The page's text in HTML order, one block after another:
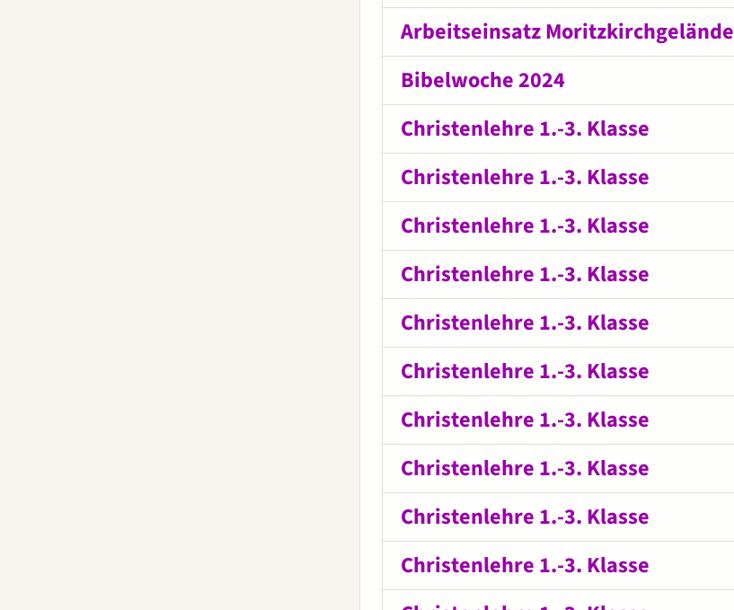
Arbeitseinsatz Moritzkirchgelände
Bibelwoche 2024
Christenlehre 1.-3. Klasse
Christenlehre 1.-3. Klasse
Christenlehre 1.-3. Klasse
Christenlehre 1.-3. Klasse
Christenlehre 1.-3. Klasse
Christenlehre 1.-3. Klasse
Christenlehre 1.-3. Klasse
Christenlehre 1.-3. Klasse
Christenlehre 1.-3. Klasse
Christenlehre 1.-3. Klasse